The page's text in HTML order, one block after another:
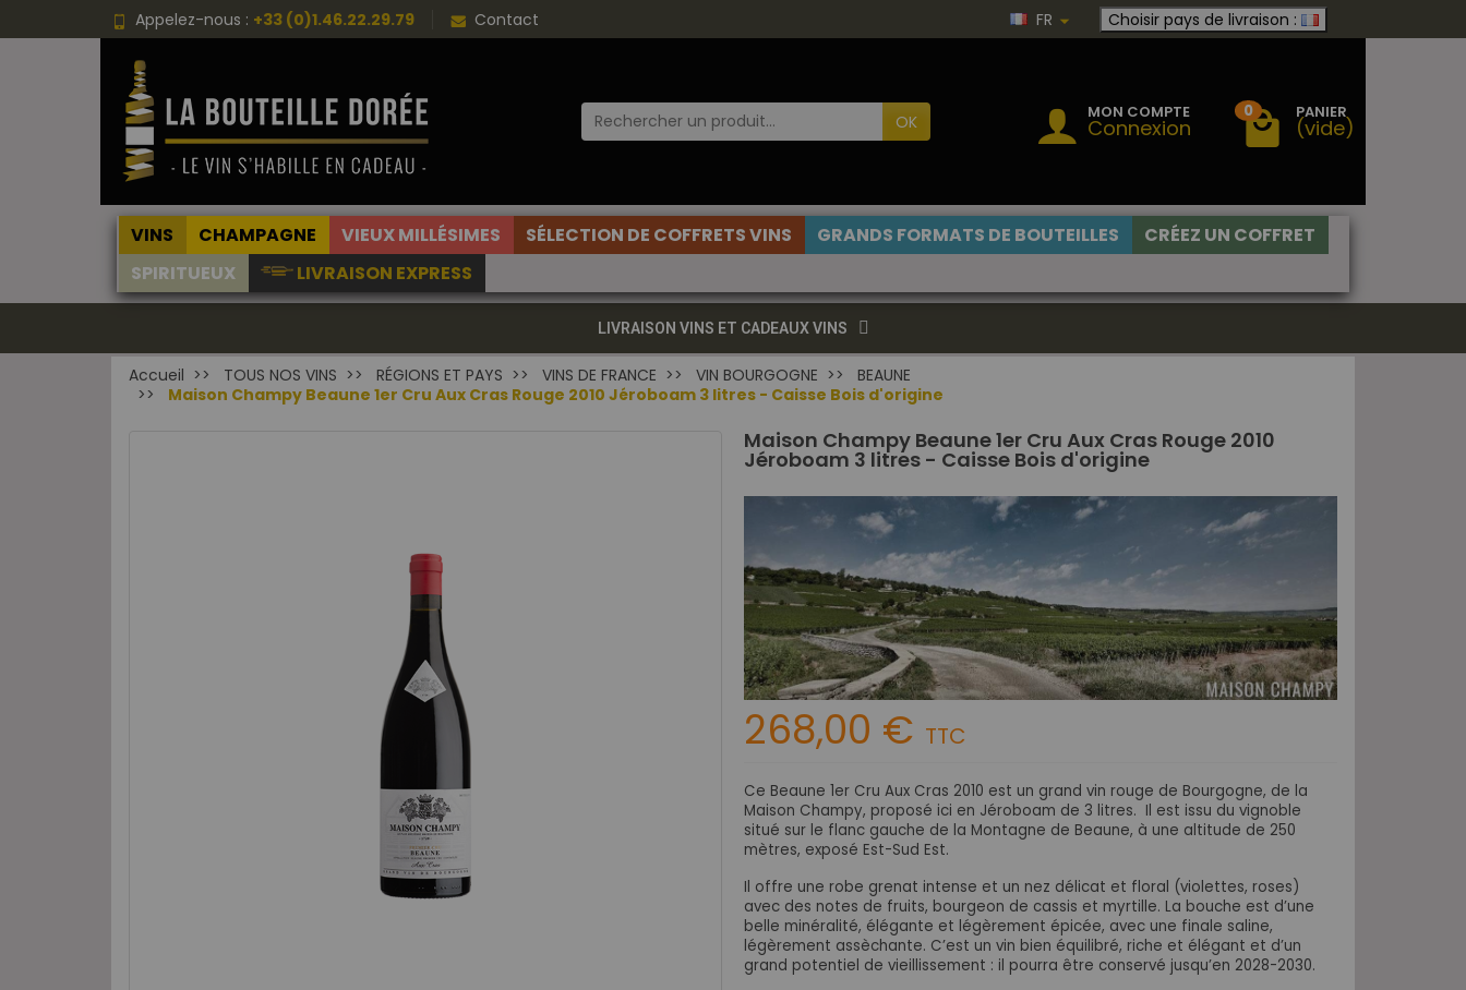
Appelez-nous : +33 (0)1.46.22.29.79 Contact FR Choisir pays de livraison :
OK MON COMPTE
Connexion
0 PANIER
(vide)
VINS CHAMPAGNE VIEUX MILLÉSIMES SÉLECTION DE COFFRETS VINS GRANDS FORMATS DE BOUTEILLES
CRÉEZ UN COFFRET
SPIRITUEUX
LIVRAISON EXPRESS
LIVRAISON VINS ET CADEAUX VINS
Accueil TOUS NOS VINS RÉGIONS ET PAYS VINS DE FRANCE VIN BOURGOGNE
BEAUNE
Maison Champy Beaune 1er Cru Aux Cras Rouge 2010 Jéroboam 3 litres - Caisse Bois d'origine
Maison Champy Beaune 1er Cru Aux Cras Rouge 2010
Jéroboam 3 litres - Caisse Bois d'origine
268,00 € TTC
Ce Beaune 1er Cru Aux Cras 2010 est un grand vin rouge de Bourgogne, de la
Maison Champy, proposé ici en Jéroboam de 3 litres. Il est issu du vignoble
situé sur le flanc gauche de la Montagne de Beaune, à une altitude de 250
mètres, exposé Est-Sud Est.
Il offre une robe grenat intense et un nez délicat et floral (violettes, roses)
avec des notes de fruits, bourgeon de cassis et myrtille. La bouche est d’une
belle minéralité, élégante et légèrement épicée, avec une finale saline,
légèrement assèchante. C’est un vin bien équilibré, riche et élégant et d’un
grand potentiel de vieillissement : il pourra être conservé jusqu’en 2028-2030.